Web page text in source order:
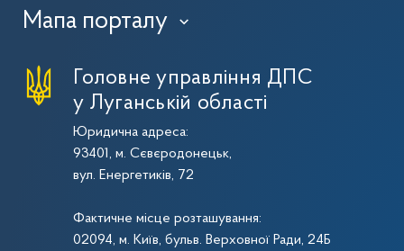
Мапа порталу ›
Головне управління ДПС
у Луганській області
Юридична адреса:
93401, м. Сєвєродонецьк,
вул. Енергетиків, 72
Фактичне місце розташування:
02094, м. Київ, бульв. Верховної Ради, 24Б